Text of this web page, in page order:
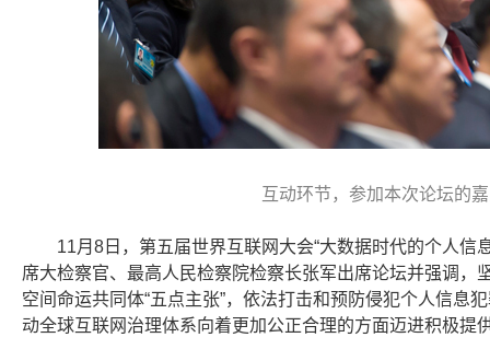
互动环节，参加本次论坛的
11月8日，第五届世界互联网大会“大数据时代的个人
席大检察官、最高人民检察院检察长张军出席论坛并强调，
空间命运共同体“五点主张”，依法打击和预防侵犯个人信息
动全球互联网治理体系向着更加公正合理的方面迈进积极提